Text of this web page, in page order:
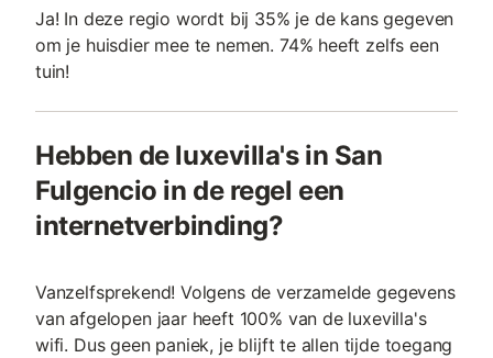
Ja! In deze regio wordt bij 35% je de kans gegeven
om je huisdier mee te nemen. 74% heeft zelfs een
tuin!
Hebben de luxevilla's in San
Fulgencio in de regel een
internetverbinding?
Vanzelfsprekend! Volgens de verzamelde gegevens
van afgelopen jaar heeft 100% van de luxevilla's
wifi. Dus geen paniek, je blijft te allen tijde toegang